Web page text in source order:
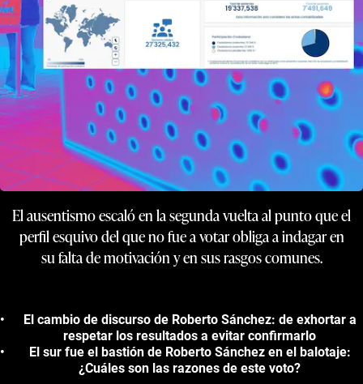
El ausentismo escaló en la segunda vuelta al punto que el
perfil esquivo del que no fue a votar obliga a indagar en
su falta de motivación y en sus rasgos comunes.
El cambio de discurso de Roberto Sánchez: de exhortar a
respetar los resultados a evitar confirmarlo
El sur fue el bastión de Roberto Sánchez en el balotaje:
¿Cuáles son las razones de este voto?